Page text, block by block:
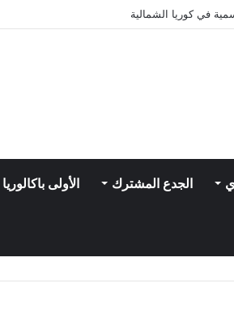
في كوريا الشمالية
الجدع المشترك الأولى باكالوريا